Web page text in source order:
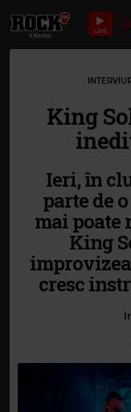
LIVE
King
Ieri, în
parte de
mai poate
King
cresc